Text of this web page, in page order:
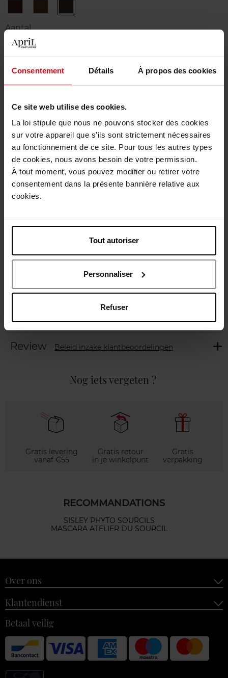
Consentement Détails À propos des cookies
Ce site web utilise des cookies.
La loi stipule que nous ne pouvons stocker des cookies
sur votre appareil que s’ils sont strictement nécessaires
au fonctionnement de ce site. Pour tous les autres types
de cookies, nous avons besoin de votre permission.
À tout moment, vous pouvez modifier ou retirer votre
consentement dans la présente bannière relative aux
cookies.
Tout autoriser
Personnaliser
Refuser
Brun
Profond
MarronÉbène
Aantal
1
Me verwittigen wanneer het weer beschikbaar
Gratis levering bij aankoop van min. 55€
Gratis retour in je winkelpunt
Gratis verpakking
Gebruiksadvies
Review Beleid inzake klantbeoordelingen
Nog iets vergeten ?
Gratis levering
vanaf €55
Gratis retour
in je winkelpunt
Gratis
verpakking
RECOMMANDATIONS
SISLEY PHYTO SOURCILS
MASCARA ATELIER DU SOURCIL
Over ons
Klantendienst
Betaal veilig